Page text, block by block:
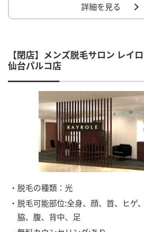
詳細を見る
【閉店】メンズ脱毛サロン レイ
仙台パルコ店
・脱毛の種類：光
・脱毛可能部位:全身、顔、首、ヒゲ
脇、腹、背中、足